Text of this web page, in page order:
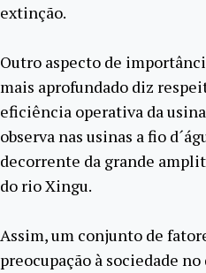
extinção.
Outro aspecto de
mais aprofundado diz
eficiência operativa da
observa nas usinas a fio
decorrente da grande
do rio Xingu.
Assim, um conjunto de
preocupação à sociedade